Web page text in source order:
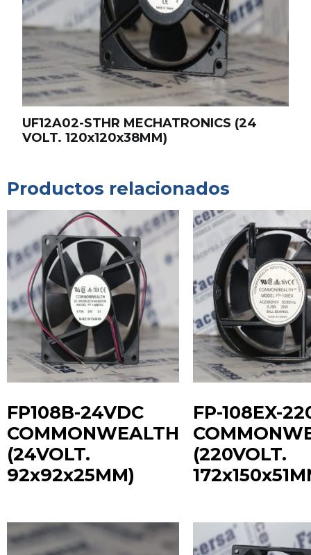
UF12A02-STHR MECHATRONICS (24
VOLT. 120x120x38MM)
Productos relacionados
FP108B-24VDC
COMMONWEALTH
(24VOLT.
92x92x25MM)
FP-108EX-
(220VOLT.